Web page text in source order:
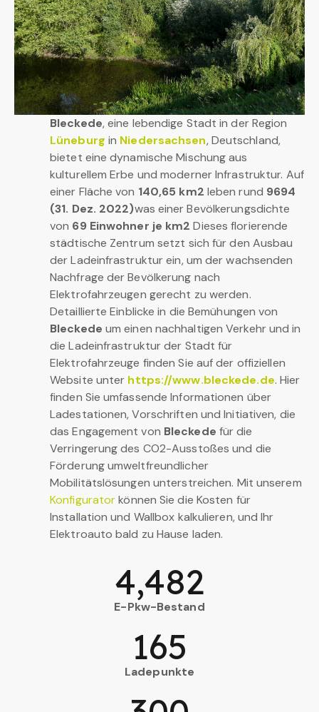
Bleckede, eine lebendige Stadt in der Region
Lüneburg in Niedersachsen, Deutschland,
bietet eine dynamische Mischung aus
kulturellem Erbe und moderner Infrastruktur. Auf
einer Fläche von 140,65 km2 leben rund 9694
(31. Dez. 2022)was einer Bevölkerungsdichte
von 69 Einwohner je km2 Dieses florierende
städtische Zentrum setzt sich für den Ausbau
der Ladeinfrastruktur ein, um der wachsenden
Nachfrage der Bevölkerung nach
Elektrofahrzeugen gerecht zu werden.
Detaillierte Einblicke in die Bemühungen von
Bleckede um einen nachhaltigen Verkehr und in
die Ladeinfrastruktur der Stadt für
Elektrofahrzeuge finden Sie auf der offiziellen
Website unter https://www.bleckede.de. Hier
finden Sie umfassende Informationen über
Ladestationen, Vorschriften und Initiativen, die
das Engagement von Bleckede für die
Verringerung des CO2-Ausstoßes und die
Förderung umweltfreundlicher
Mobilitätslösungen unterstreichen. Mit unserem
Konfiguratorkönnen Sie die Kosten für
Installation und Wallbox kalkulieren, und Ihr
Elektroauto bald zu Hause laden.
E-Pkw-Bestand
4,482
Ladepunkte
165